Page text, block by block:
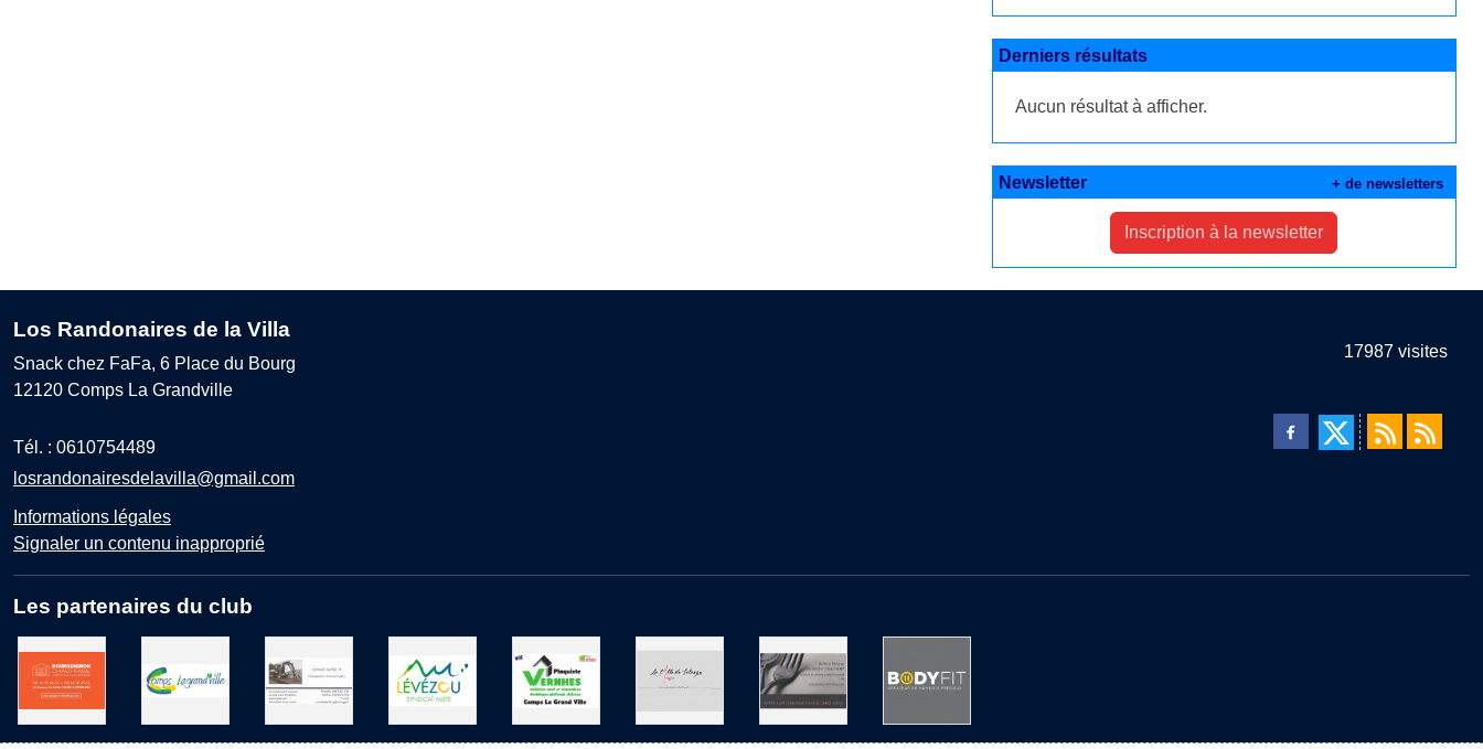
Derniers résultats
Aucun résultat à afficher.
Newsletter
Inscription à la newsletter
+ de newsletters
Los Randonaires de la Villa
Snack chez FaFa, 6 Place du Bourg
12120 Comps La Grandville
Tél. : 0610754489
losrandonairesdelavilla@gmail.com
Informations légales
Signaler un contenu inapproprié
17987 visites
Les partenaires du club